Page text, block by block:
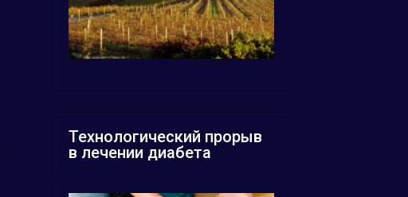
Технологический прорыв
в лечении диабета